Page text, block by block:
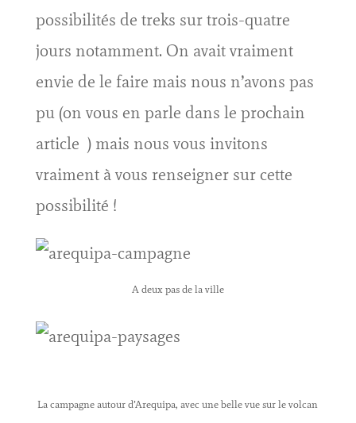
possibilités de treks sur trois-quatre
jours notamment. On avait vraiment
envie de le faire mais nous n’avons pas
pu (on vous en parle dans le prochain
article ) mais nous vous invitons
vraiment à vous renseigner sur cette
possibilité !
A deux pas de la ville
La campagne autour d’Arequipa, avec une belle vue sur le volcan